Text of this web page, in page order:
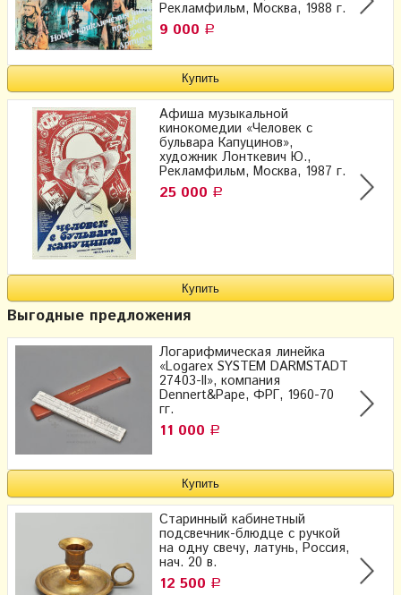
Рекламфильм, Москва, 1988 г.
9 000 Р
Афиша музыкальной
кинокомедии «Человек с
бульвара Капуцинов»,
художник Лонткевич Ю.,
Рекламфильм, Москва, 1987 г.
25 000 Р
Выгодные предложения
Логарифмическая линейка
«Logarex SYSTEM DARMSTADT
27403-II», компания
Dennert&Pape, ФРГ, 1960-70
гг.
11 000 Р
Старинный кабинетный
подсвечник-блюдце с ручкой
на одну свечу, латунь, Россия,
нач. 20 в.
12 500 Р